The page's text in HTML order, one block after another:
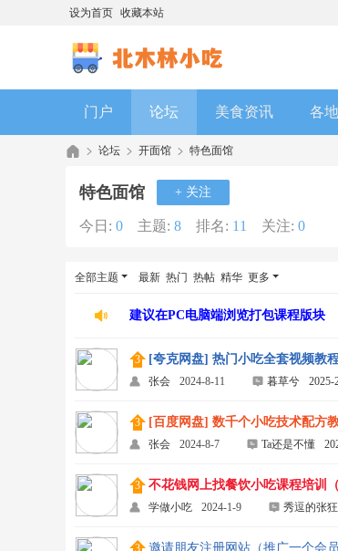
设为首页 收藏本站
门户 论坛 美食资讯 各
论坛 开面馆 特色面馆
特色面馆 + 关注
今日: 0 主题: 8 排名: 11 关注: 0
全部主题 最新 热门 热帖 精华 更多
建议在PC电脑端浏览打包课程版块
[夸克网盘] 热门小吃全套视频教
张会 2024-8-11 暮草兮 2025-
[百度网盘] 数千个小吃技术配方
张会 2024-8-7 Ta还是不懂
不花钱网上找餐饮小吃课程培训
学做小吃 2024-1-9 秀逗的张狂
邀请朋友注册网站（推广一个会